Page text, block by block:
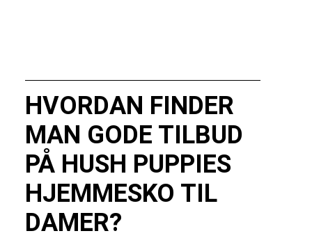
HVORDAN FINDER
MAN GODE TILBUD
PÅ HUSH PUPPIES
HJEMMESKO TIL
DAMER?